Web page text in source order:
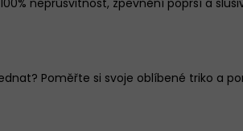
neprůsvitnost, zpevnění poprsí a
Poměřte si svoje oblíbené triko a